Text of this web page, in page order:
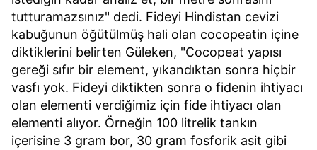
tutturamazsınız" dedi. Fideyi Hindistan cevizi
kabuğunun öğütülmüş hali olan cocopeatin içine
diktiklerini belirten Güleken, "Cocopeat yapısı
gereği sıfır bir element, yıkandıktan sonra hiçbir
vasfı yok. Fideyi diktikten sonra o fidenin ihtiyacı
olan elementi verdiğimiz için fide ihtiyacı olan
elementi alıyor. Örneğin 100 litrelik tankın
içerisine 3 gram bor, 30 gram fosforik asit gibi